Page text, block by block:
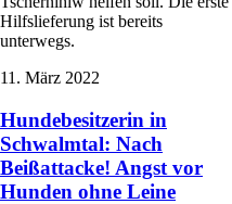
Hilfslieferung ist bereits
unterwegs.
11. März 2022
Hundebesitzerin in
Schwalmtal: Nach
Beißattacke! Angst vor
Hunden ohne Leine